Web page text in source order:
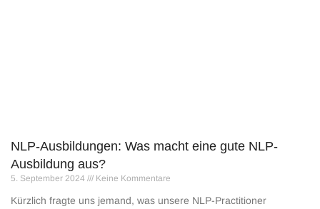
NLP-Ausbildungen: Was macht eine gute NLP-
Ausbildung aus?
5. September 2024 Keine Kommentare
Kürzlich fragte uns jemand, was unsere NLP-Practitioner